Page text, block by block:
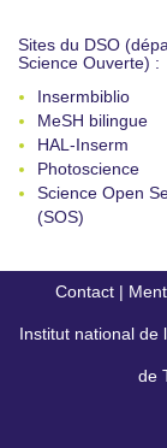
Sites du DSO
Science Ouverte) :
Insermbiblio
MeSH bilingue
HAL-Inserm
Photoscience
Science Open
(SOS)
Contact |
Institut national de
de